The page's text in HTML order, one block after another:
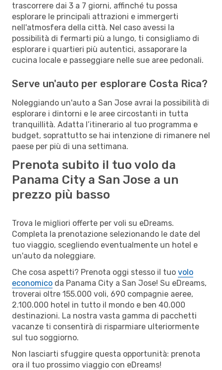
trascorrere dai 3 a 7 giorni, affinché tu possa
esplorare le principali attrazioni e immergerti
nell'atmosfera della città. Nel caso avessi la
possibilità di fermarti più a lungo, ti consigliamo di
esplorare i quartieri più autentici, assaporare la
cucina locale e passeggiare nelle sue aree pedonali.
Serve un'auto per esplorare Costa Rica?
Noleggiando un'auto a San Jose avrai la possibilità di
esplorare i dintorni e le aree circostanti in tutta
tranquillità. Adatta l’itinerario al tuo programma e
budget, soprattutto se hai intenzione di rimanere nel
paese per più di una settimana.
Prenota subito il tuo volo da
Panama City a San Jose a un
prezzo più basso
Trova le migliori offerte per voli su eDreams.
Completa la prenotazione selezionando le date del
tuo viaggio, scegliendo eventualmente un hotel e
un'auto da noleggiare.
Che cosa aspetti? Prenota oggi stesso il tuo volo
economico da Panama City a San Jose! Su eDreams,
troverai oltre 155.000 voli, 690 compagnie aeree,
2.100.000 hotel in tutto il mondo e ben 40.000
destinazioni. La nostra vasta gamma di pacchetti
vacanze ti consentirà di risparmiare ulteriormente
sul tuo soggiorno.
Non lasciarti sfuggire questa opportunità: prenota
ora il tuo prossimo viaggio con eDreams!